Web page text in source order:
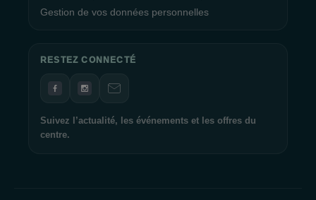
Gestion de vos données personnelles
RESTEZ CONNECTÉ
Suivez l’actualité, les événements et les offres du
centre.